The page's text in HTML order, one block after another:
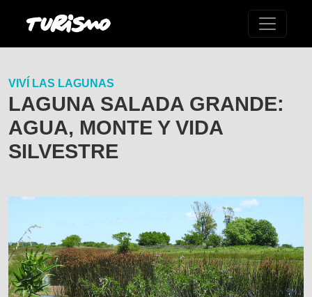
VIVÍ LAS LAGUNAS
LAGUNA SALADA GRANDE:
AGUA, MONTE Y VIDA
SILVESTRE